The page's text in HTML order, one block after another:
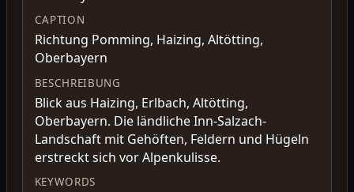
CAPTION
Richtung Pomming, Haizing, Altötting,
Oberbayern
BESCHREIBUNG
Blick aus Haizing, Erlbach, Altötting,
Oberbayern. Die ländliche Inn-Salzach-
Landschaft mit Gehöften, Feldern und Hügeln
erstreckt sich vor Alpenkulisse.
KEYWORDS